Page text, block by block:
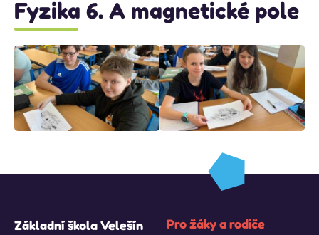
Fyzika 6. A magnetické pole
Základní škola Velešín
Pro žáky a rodiče